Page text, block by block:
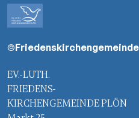
EV.-LUTH.
FRIEDENS-
KIRCHENGEMEINDE PLÖN